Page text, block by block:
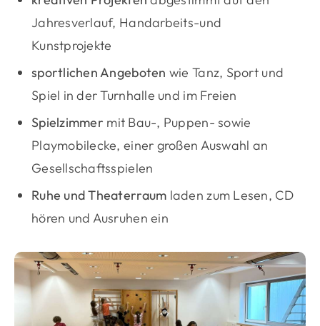
Jahresverlauf, Handarbeits-und
Kunstprojekte
sportlichen Angeboten wie Tanz, Sport und
Spiel in der Turnhalle und im Freien
Spielzimmer mit Bau-, Puppen- sowie
Playmobilecke, einer großen Auswahl an
Gesellschaftsspielen
Ruhe und Theaterraum laden zum Lesen, CD
hören und Ausruhen ein